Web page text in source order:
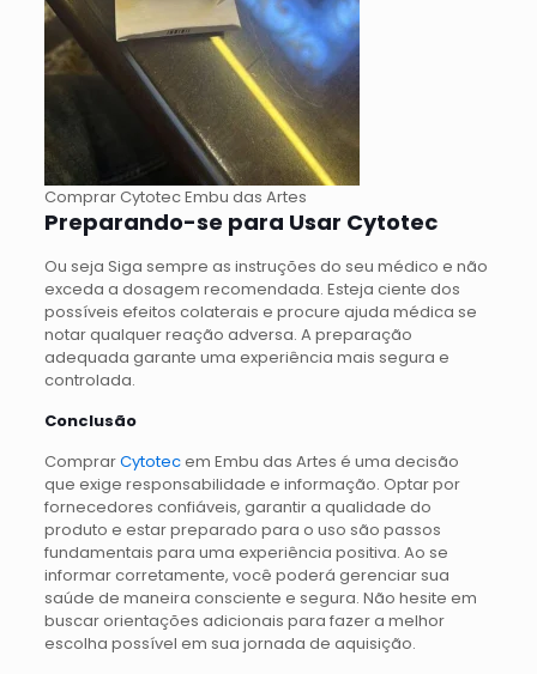
Comprar Cytotec Embu das Artes
Preparando-se para Usar Cytotec
Ou seja Siga sempre as instruções do seu médico e não
exceda a dosagem recomendada. Esteja ciente dos
possíveis efeitos colaterais e procure ajuda médica se
notar qualquer reação adversa. A preparação
adequada garante uma experiência mais segura e
controlada.
Conclusão
ComprarCytotecem Embu das Artes é uma decisão
que exige responsabilidade e informação. Optar por
fornecedores confiáveis, garantir a qualidade do
produto e estar preparado para o uso são passos
fundamentais para uma experiência positiva. Ao se
informar corretamente, você poderá gerenciar sua
saúde de maneira consciente e segura. Não hesite em
buscar orientações adicionais para fazer a melhor
escolha possível em sua jornada de aquisição.